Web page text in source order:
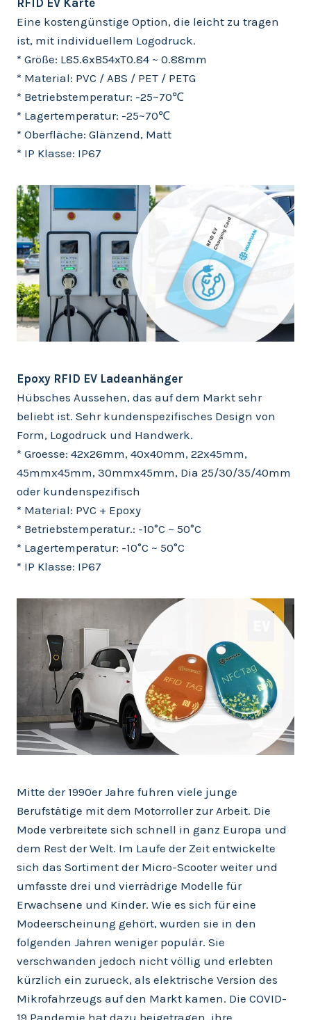
RFID EV Karte
Eine kostengünstige Option, die leicht zu tragen
ist, mit individuellem Logodruck.
* Größe: L85.6xB54xT0.84 ~ 0.88mm
* Material: PVC / ABS / PET / PETG
* Betriebstemperatur: -25~70℃
* Lagertemperatur: -25~70℃
* Oberfläche: Glänzend, Matt
* IP Klasse: IP67
Epoxy RFID EV Ladeanhänger
Hübsches Aussehen, das auf dem Markt sehr
beliebt ist. Sehr kundenspezifisches Design von
Form, Logodruck und Handwerk.
* Groesse: 42x26mm, 40x40mm, 22x45mm,
45mmx45mm, 30mmx45mm, Dia 25/30/35/40mm
oder kundenspezifisch
* Material: PVC + Epoxy
* Betriebstemperatur.: -10°C ~ 50°C
* Lagertemperatur: -10°C ~ 50°C
* IP Klasse: IP67
Mitte der 1990er Jahre fuhren viele junge
Berufstätige mit dem Motorroller zur Arbeit. Die
Mode verbreitete sich schnell in ganz Europa und
dem Rest der Welt. Im Laufe der Zeit entwickelte
sich das Sortiment der Micro-Scooter weiter und
umfasste drei und vierrädrige Modelle für
Erwachsene und Kinder. Wie es sich für eine
Modeerscheinung gehört, wurden sie in den
folgenden Jahren weniger populär. Sie
verschwanden jedoch nicht völlig und erlebten
kürzlich ein zurueck, als elektrische Version des
Mikrofahrzeugs auf den Markt kamen. Die COVID-
19 Pandemie hat dazu beigetragen, ihre